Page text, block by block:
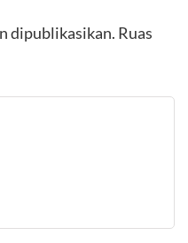
dipublikasikan. Ruas